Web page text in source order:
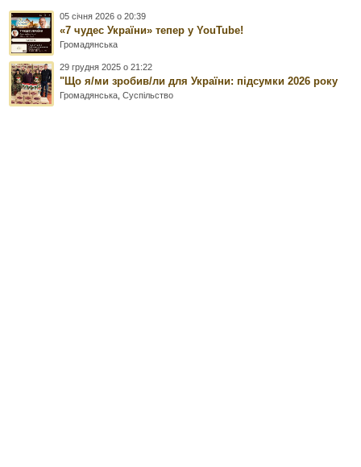
05 січня 2026 о 20:39
«7 чудес України» тепер у YouTube!
Громадянська
29 грудня 2025 о 21:22
"Що я/ми зробив/ли для України: підсумки 2026 року
Громадянська ,Суспільство